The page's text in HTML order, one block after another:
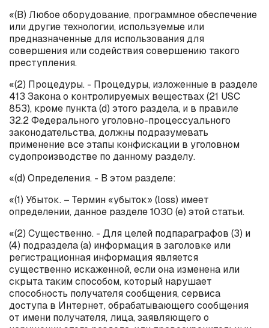
«(B) Любое оборудование, программное обеспечение
или другие технологии, используемые или
предназначенные для использования для
совершения или содействия совершению такого
преступления.
«(2) Процедуры. - Процедуры, изложенные в разделе
413 Закона о контролируемых веществах (21 USC
853), кроме пункта (d) этого раздела, и в правиле
32.2 Федерального уголовно-процессуального
законодательства, должны подразумевать
применение все этапы конфискации в уголовном
судопроизводстве по данному разделу.
«(d) Определения. - В этом разделе:
«(1) Убыток. – Термин «убыток» (loss) имеет
определении, данное разделе 1030 (е) этой статьи.
«(2) Существенно. - Для целей подпараграфов (3) и
(4) подраздела (a) информация в заголовке или
регистрационная информация является
существенно искаженной, если она изменена или
скрыта таким способом, который нарушает
способность получателя сообщения, сервиса
доступа в Интернет, обрабатывающего сообщения
от имени получателя, лица, заявляющего о